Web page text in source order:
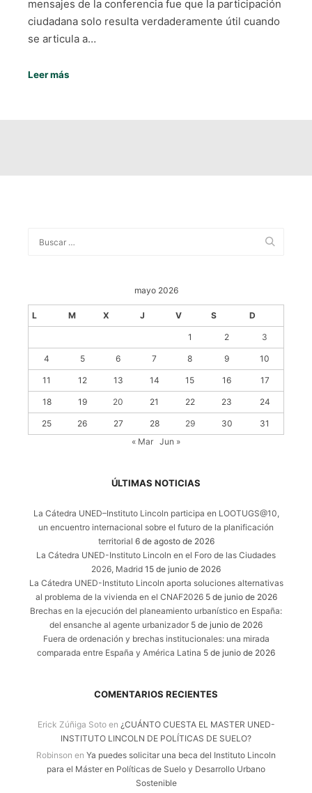
mensajes de la conferencia fue que la participación
ciudadana solo resulta verdaderamente útil cuando
se articula a…
Leer más
mayo 2026
L M X J V S D
1 2 3
4 5 6 7 8 9 10
11 12 13 14 15 16 17
18 19 20 21 22 23 24
25 26 27 28 29 30
31
« Mar Jun »
ÚLTIMAS NOTICIAS
La Cátedra UNED–Instituto Lincoln participa en LOOTUGS@10,
un encuentro internacional sobre el futuro de la planificación
territorial 6 de agosto de 2026
La Cátedra UNED-Instituto Lincoln en el Foro de las Ciudades
2026, Madrid 15 de junio de 2026
La Cátedra UNED-Instituto Lincoln aporta soluciones alternativas
al problema de la vivienda en el CNAF2026 5 de junio de 2026
Brechas en la ejecución del planeamiento urbanístico en España:
del ensanche al agente urbanizador 5 de junio de 2026
Fuera de ordenación y brechas institucionales: una mirada
comparada entre España y América Latina 5 de junio de 2026
COMENTARIOS RECIENTES
Erick Zúñiga Sotoen ¿CUÁNTO CUESTA EL MASTER UNED-
INSTITUTO LINCOLN DE POLÍTICAS DE SUELO?
Robinson en Ya puedes solicitar una beca del Instituto Lincoln
para el Máster en Políticas de Suelo y Desarrollo Urbano
Sostenible